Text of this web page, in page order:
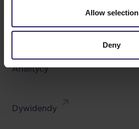
Allow selection
Deny
Kluczowe dane finansowe
Analitycy
Dywidendy